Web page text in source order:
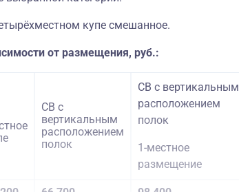
купе смешанное.
от размещения, руб.:
СВ с
вертикальным
расположением
полок
СВ с вертикальным
расположением
полок
1-местное
размещение